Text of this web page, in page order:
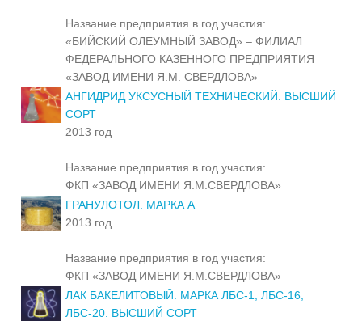
Название предприятия в год участия:
«БИЙСКИЙ ОЛЕУМНЫЙ ЗАВОД» – ФИЛИАЛ
ФЕДЕРАЛЬНОГО КАЗЕННОГО ПРЕДПРИЯТИЯ
«ЗАВОД ИМЕНИ Я.М. СВЕРДЛОВА»
АНГИДРИД УКСУСНЫЙ ТЕХНИЧЕСКИЙ. ВЫСШИЙ
СОРТ
2013 год
Название предприятия в год участия:
ФКП «ЗАВОД ИМЕНИ Я.М.СВЕРДЛОВА»
ГРАНУЛОТОЛ. МАРКА А
2013 год
Название предприятия в год участия:
ФКП «ЗАВОД ИМЕНИ Я.М.СВЕРДЛОВА»
ЛАК БАКЕЛИТОВЫЙ. МАРКА ЛБС-1, ЛБС-16,
ЛБС-20. ВЫСШИЙ СОРТ